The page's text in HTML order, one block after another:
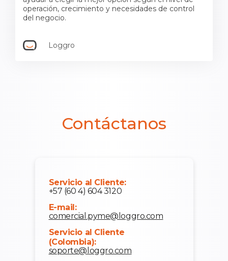
operación, crecimiento y necesidades de control
del negocio.
Loggro
Contáctanos
Servicio al Cliente:
+57 (60 4) 604 3120
E-mail:
comercial.pyme@loggro.com
Servicio al Cliente
(Colombia):
soporte@loggro.com